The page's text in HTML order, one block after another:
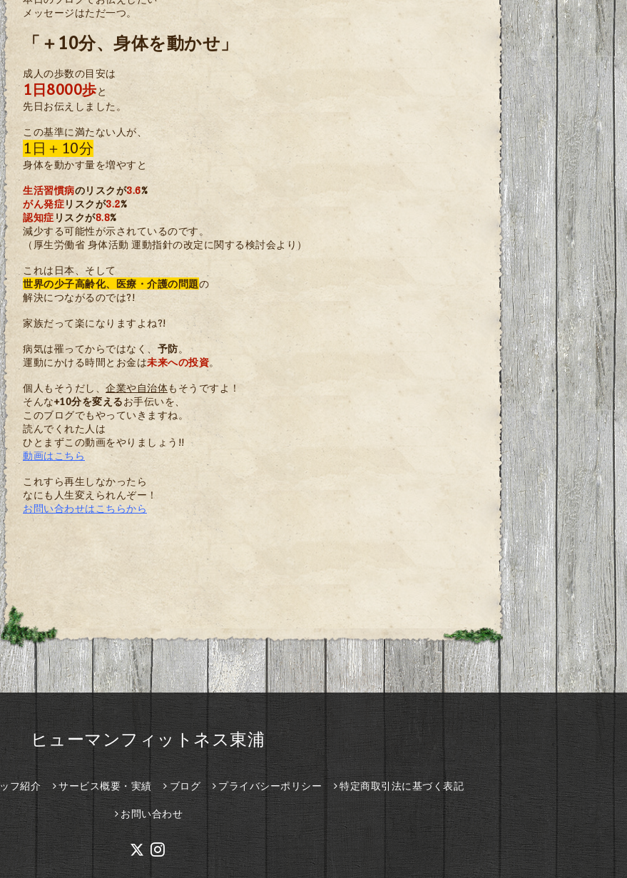
メッセージはただ一つ。
「＋10分、身体を動かせ」
成人の歩数の目安は
1日8000歩と
先日お伝えしました。
この基準に満たない人が、
1日＋10分
身体を動かす量を増やすと
生活習慣病のリスクが3.6%
がん発症リスクが3.2%
認知症 リスクが8.8%
減少する可能性が示されているのです。
（厚生労働省 身体活動 運動指針の改定に関する検討会より）
これは日本、そして
世界の少子高齢化、医療・介護の問題の
解決につながるのでは?!
家族だって楽になりますよね?!
病気は罹ってからではなく、 予防。
運動にかける時間とお金は未来への投資。
個人もそうだし、 企業や自治体もそうですよ！
そんな+10分を変えるお手伝いを、
このブログでもやっていきますね。
読んでくれた人は
ひとまずこの動画をやりましょう!!
動画はこちら
これすら再生しなかったら
なにも人生変えられんぞー！
お問い合わせはこちらから
ヒューマンフィットネス東浦
フ紹介 サービス概要・実績 ブログ プライバシーポリシー 特定商取引法に基づく表記
お問い合わせ